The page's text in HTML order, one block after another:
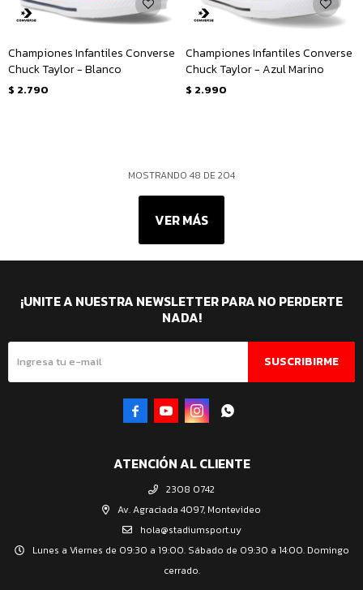
Championes Infantiles Converse
Chuck Taylor - Blanco
$ 2.790
Championes Infantiles Converse
Chuck Taylor - Azul Marino
$ 2.990
MOSTRANDO 48 DE204
VER MÁS
ATENCIÓN AL CLIENTE
2308 0742
Av. Agraciada 4097, Montevideo
hola@stadiumsport.uy
Lunes a Viernes de 09:30 a 19:00. Sábado de 09:30 a 14:00. Domingo
cerrado.
¡UNITE A NUESTRA NEWSLETTER PARA NO PERDERTE
NADA!
SUSCRIBIRME
   